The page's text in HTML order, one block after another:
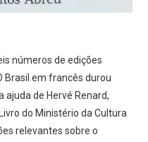
números de edições
Brasil em francês durou
ajuda de Hervé Renard,
do Ministério da Cultura
relevantes sobre o